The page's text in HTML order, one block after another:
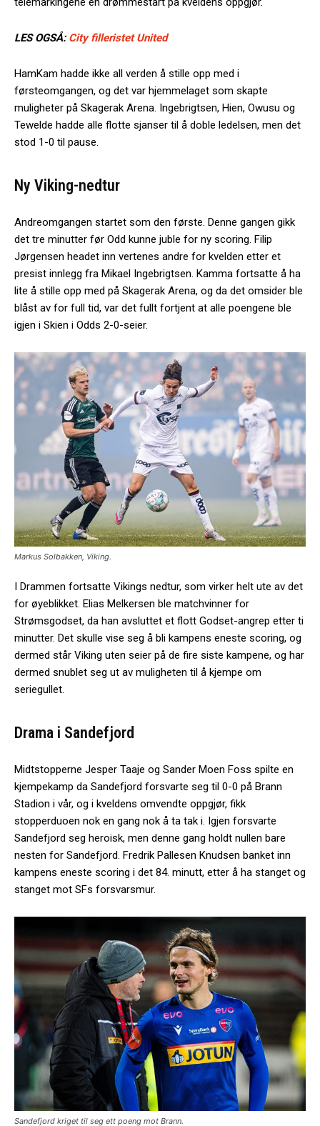
LES OGSÅ: City filleristet United
HamKam hadde ikke all verden å stille opp med i
førsteomgangen, og det var hjemmelaget som skapte
muligheter på Skagerak Arena. Ingebrigtsen, Hien, Owusu og
Tewelde hadde alle flotte sjanser til å doble ledelsen, men det
stod 1-0 til pause.
Ny Viking-nedtur
Andreomgangen startet som den første. Denne gangen gikk
det tre minutter før Odd kunne juble for ny scoring. Filip
Jørgensen headet inn vertenes andre for kvelden etter et
presist innlegg fra Mikael Ingebrigtsen. Kamma fortsatte å ha
lite å stille opp med på Skagerak Arena, og da det omsider ble
blåst av for full tid, var det fullt fortjent at alle poengene ble
igjen i Skien i Odds 2-0-seier.
Markus Solbakken, Viking.
I Drammen fortsatte Vikings nedtur, som virker helt ute av det
for øyeblikket. Elias Melkersen ble matchvinner for
Strømsgodset, da han avsluttet et flott Godset-angrep etter ti
minutter. Det skulle vise seg å bli kampens eneste scoring, og
dermed står Viking uten seier på de fire siste kampene, og har
dermed snublet seg ut av muligheten til å kjempe om
seriegullet.
Drama i Sandefjord
Midtstopperne Jesper Taaje og Sander Moen Foss spilte en
kjempekamp da Sandefjord forsvarte seg til 0-0 på Brann
Stadion i vår, og i kveldens omvendte oppgjør, fikk
stopperduoen nok en gang nok å ta tak i. Igjen forsvarte
Sandefjord seg heroisk, men denne gang holdt nullen bare
nesten for Sandefjord. Fredrik Pallesen Knudsen banket inn
kampens eneste scoring i det 84. minutt, etter å ha stanget og
stanget mot SFs forsvarsmur.
Sandefjord kriget til seg ett poeng mot Brann.